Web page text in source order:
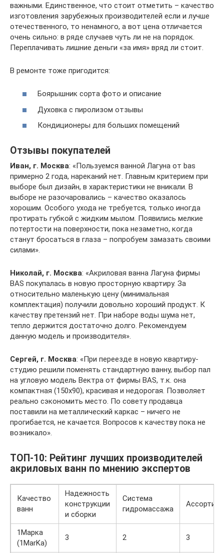
важными. Единственное, что стоит отметить – качество
изготовления зарубежных производителей если и лучше
отечественного, то ненамного, а вот цена отличается
очень сильно: в ряде случаев чуть ли не на порядок.
Переплачивать лишние деньги «за имя» вряд ли стоит.
В ремонте тоже пригодится:
Боярышник сорта фото и описание
Духовка с пиролизом отзывы
Кондиционеры для больших помещений
Отзывы покупателей
Иван, г. Москва: «Пользуемся ванной Лагуна от bas
примерно 2 года, нареканий нет. Главным критерием при
выборе был дизайн, в характеристики не вникали. В
выборе не разочаровались – качество оказалось
хорошим. Особого ухода не требуется, только иногда
протирать губкой с жидким мылом. Появились мелкие
потертости на поверхности, пока незаметно, когда
станут бросаться в глаза – попробуем замазать своими
силами».
Николай, г. Москва: «Акриловая ванна Лагуна фирмы
BAS покупалась в новую просторную квартиру. За
относительно маленькую цену (минимальная
комплектация) получили довольно хороший продукт. К
качеству претензий нет. При наборе воды шума нет,
тепло держится достаточно долго. Рекомендуем
данную модель и производителя».
Сергей, г. Москва: «При переезде в новую квартиру-
студию решили поменять стандартную ванну, выбор пал
на угловую модель Вектра от фирмы BAS, т.к. она
компактная (150х90), красивая и недорогая. Позволяет
реально сэкономить место. По совету продавца
поставили на металлический каркас – ничего не
прогибается, не качается. Вопросов к качеству пока не
возникало».
ТОП-10: Рейтинг лучших производителей
акриловых ванн по мнению экспертов
Качество
ванн
Надежность
конструкции
и сборки
Система
гидромассажа
1Марка
(1MarKa)
3 2 3